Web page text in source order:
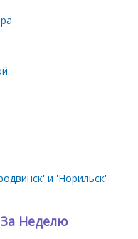
и 'Норильск'
Неделю